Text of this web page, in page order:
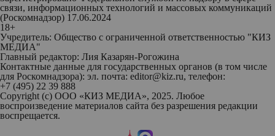
связи, информационных технологий и массовых коммуникаций
(Роскомнадзор) 17.06.2024
18+
Учредитель: Общество с ограниченной ответственностью "КИЗ
МЕДИА"
Главный редактор: Лия Казарян-Рогожина
Контактные данные для государственных органов (в том числе
для Роскомнадзора): эл. почта: editor@kiz.ru, телефон:
+7 (495) 22 39 888
Copyright (с) ООО «КИЗ МЕДИА», 2025. Любое
воспроизведение материалов сайта без разрешения редакции
воспрещается.